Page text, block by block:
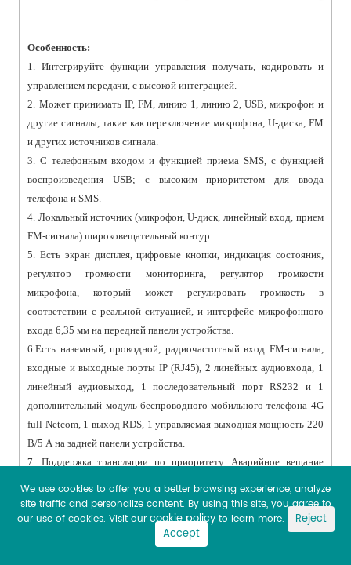
Особенность:
1. Интегрируйте функции управления получать, кодировать и
управлением передачи, с высокой интеграцией.
2. Может принимать IP, FM, линию 1, линию 2, USB, микрофон и
другие сигналы, такие как переключение микрофона, U-диска, FM
и других источников сигнала.
3. С телефонным входом и функцией приема SMS, с функцией
воспроизведения USB; с высоким приоритетом для ввода
телефона и SMS.
4. Локальный источник (микрофон, U-диск, линейный вход, прием
FM-сигнала) широковещательный контур.
5. Есть экран дисплея, цифровые кнопки, индикация состояния,
регулятор громкости мониторинга, регулятор громкости
микрофона, который может регулировать громкость в
соответствии с реальной ситуацией, и интерфейс микрофонного
входа 6,35 мм на передней панели устройства.
6.Есть наземный, проводной, радиочастотный вход FM-сигнала,
входные и выходные порты IP (RJ45), 2 линейных аудиовхода, 1
линейный аудиовыход, 1 последовательный порт RS232 и 1
дополнительный модуль беспроводного мобильного телефона 4G
full Netcom, 1 выход RDS, 1 управляемая выходная мощность 220
В/5 А на задней панели устройства.
7. Поддержка трансляции по приоритету. Аварийное вещание
осуществляться через телефон, текстовое сообщение и микрофон.
Для экстренных случаев могут быть подключены только
We use cookies to offer you a better browsing experience, analyze
site traffic and personalize content. By using this site, you agree to
our use of cookies. Visit ourcookie policyto learn more.
Reject
Accept